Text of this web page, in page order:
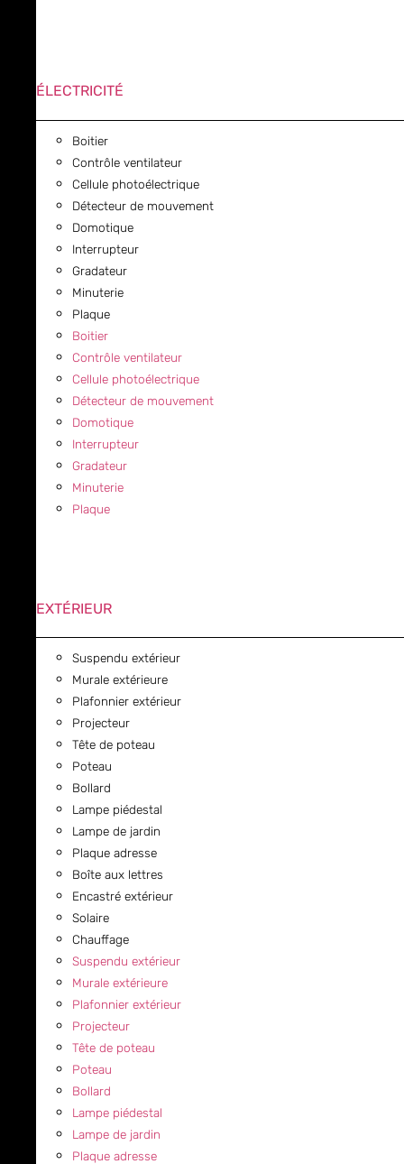
ÉLECTRICITÉ
Boitier
Contrôle ventilateur
Cellule photoélectrique
Détecteur de mouvement
Domotique
Interrupteur
Gradateur
Minuterie
Plaque
Boitier
Contrôle ventilateur
Cellule photoélectrique
Détecteur de mouvement
Domotique
Interrupteur
Gradateur
Minuterie
Plaque
EXTÉRIEUR
Suspendu extérieur
Murale extérieure
Plafonnier extérieur
Projecteur
Tête de poteau
Poteau
Bollard
Lampe piédestal
Lampe de jardin
Plaque adresse
Boîte aux lettres
Encastré extérieur
Solaire
Chauffage
Suspendu extérieur
Murale extérieure
Plafonnier extérieur
Projecteur
Tête de poteau
Poteau
Bollard
Lampe piédestal
Lampe de jardin
Plaque adresse